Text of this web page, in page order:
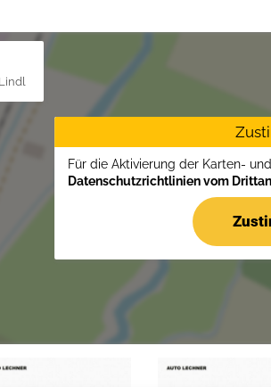
Für die Aktivierung der Karten-
Datenschutzrichtlinien vom